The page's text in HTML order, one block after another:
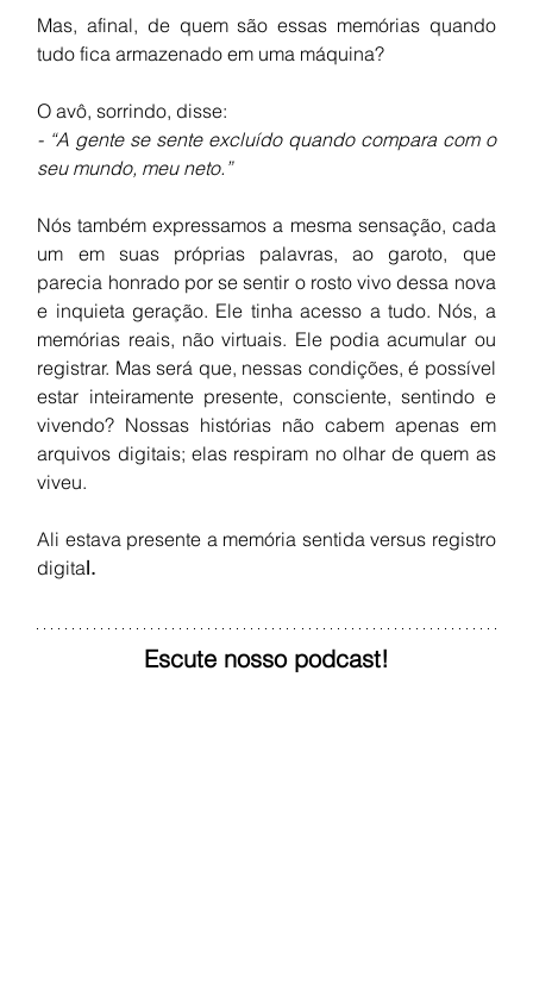
Mas, afinal, de quem são essas memórias quando
tudo fica armazenado em uma máquina?
O avô, sorrindo, disse:
- “A gente se sente excluído quando compara com o
seu mundo, meu neto.”
Nós também expressamos a mesma sensação, cada
um em suas próprias palavras, ao garoto, que
parecia honrado por se sentir o rosto vivo dessa nova
e inquieta geração. Ele tinha acesso a tudo. Nós, a
memórias reais, não virtuais. Ele podia acumular ou
registrar. Mas será que, nessas condições, é possível
estar inteiramente presente, consciente, sentindo e
vivendo? Nossas histórias não cabem apenas em
arquivos digitais; elas respiram no olhar de quem as
viveu.
Ali estava presente a memória sentida versus registro
digital.
Escute nosso podcast!